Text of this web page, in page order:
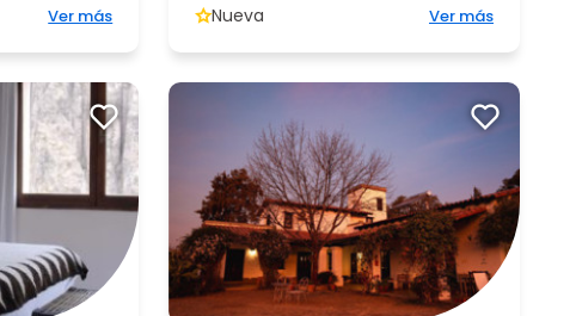
Ver más Nueva Ver más